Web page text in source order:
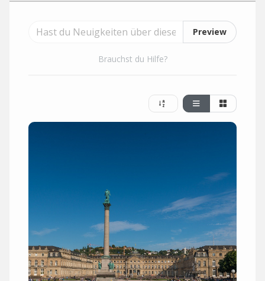
Preview
Brauchst du Hilfe?